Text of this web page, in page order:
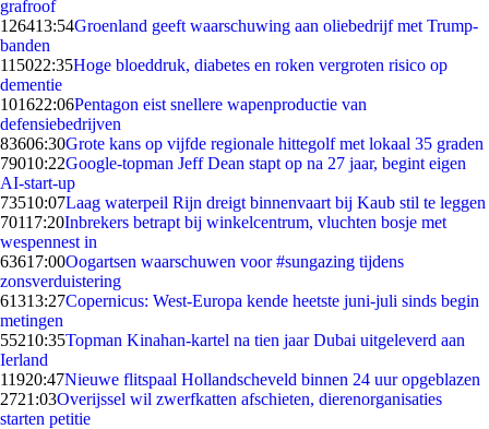
grafroof
126413:54Groenland geeft waarschuwing aan oliebedrijf met Trump-
banden
115022:35Hoge bloeddruk, diabetes en roken vergroten risico op
dementie
101622:06Pentagon eist snellere wapenproductie van
defensiebedrijven
83606:30Grote kans op vijfde regionale hittegolf met lokaal 35 graden
79010:22Google-topman Jeff Dean stapt op na 27 jaar, begint eigen
AI-start-up
73510:07Laag waterpeil Rijn dreigt binnenvaart bij Kaub stil te leggen
70117:20Inbrekers betrapt bij winkelcentrum, vluchten bosje met
wespennest in
63617:00Oogartsen waarschuwen voor #sungazing tijdens
zonsverduistering
61313:27Copernicus: West-Europa kende heetste juni-juli sinds begin
metingen
55210:35Topman Kinahan-kartel na tien jaar Dubai uitgeleverd aan
Ierland
11920:47Nieuwe flitspaal Hollandscheveld binnen 24 uur opgeblazen
2721:03Overijssel wil zwerfkatten afschieten, dierenorganisaties
starten petitie